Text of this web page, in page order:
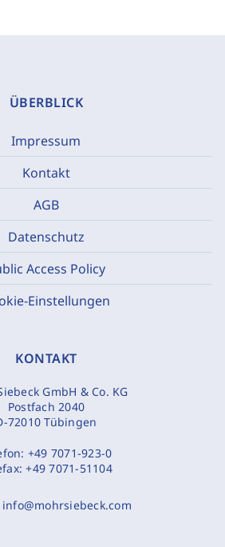
ÜBERBLICK
Impressum
Kontakt
AGB
Datenschutz
Access Policy
Einstellungen
KONTAKT
GmbH & Co. KG
Postfach 2040
72010 Tübingen
+49 7071-923-0
+49 7071-51104
info@mohrsiebeck.com